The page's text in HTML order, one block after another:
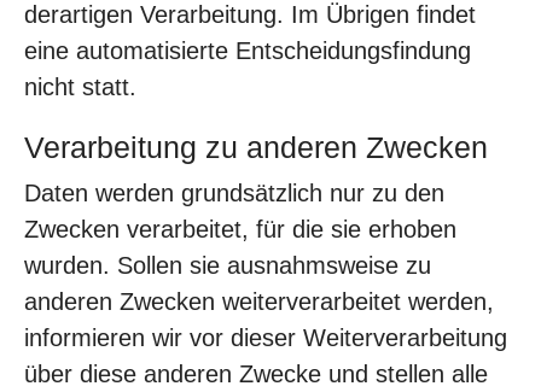
derartigen Verarbeitung. Im Übrigen findet
eine automatisierte Entscheidungsfindung
nicht statt.
Verarbeitung zu anderen Zwecken
Daten werden grundsätzlich nur zu den
Zwecken verarbeitet, für die sie erhoben
wurden. Sollen sie ausnahmsweise zu
anderen Zwecken weiterverarbeitet werden,
informieren wir vor dieser Weiterverarbeitung
über diese anderen Zwecke und stellen alle